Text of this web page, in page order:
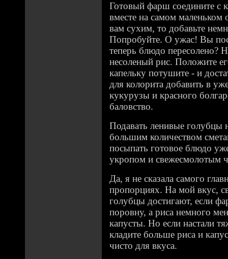
Готовый фарш соедините с
вместе на самом маленьком
вам сухим, то добавьте
Попробуйте. О ужас! Вы
теперь блюдо пересолено?
несоленый рис. Положите
капельку потушите - и
для колорита добавить в
кукурузы и красного
баловство.
Подавать ленивые голубцы
большим количеством
посыпать готовое блюдо
укропом и свежесмолотым
Да, я не сказала самого
пропорциях. На мой вкус,
голубцы достигают, если
поровну, а риса немного
капусты. Но если настали
кладите больше риса и
чисто для вкуса.